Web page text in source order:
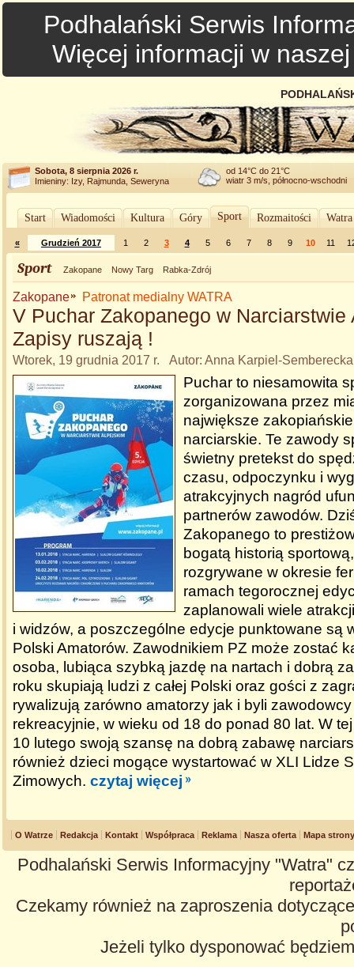
Podhalański Serwis
Więcej informacji w
Sobota, 8 sierpnia 2026 r.
Imieniny: Izy, Rajmunda, Seweryna
od 14°C do 21°C
wiatr 3 m/s, północno-wschodni
Start Wiadomości Kultura Góry Sport Rozmaitości
« Grudzień 2017 1 2 3 4 5 6 7 8 9 10 11
Sport Zakopane Nowy Targ Rabka-Zdrój
Zakopane Patronat medialny WATRA
V Puchar Zakopanego w Narciarstwie
Zapisy ruszają !
Wtorek, 19 grudnia 2017 r. Autor: Anna Karpiel-
Puchar to niesamowita
zorganizowana przez
największe
narciarskie. Te zawody
świetny pretekst do
czasu, odpoczynku i
atrakcyjnych nagród
partnerów zawodów.
Zakopanego to
bogatą historią
rozgrywane w okresie
ramach tegorocznej
zaplanowali wiele
i widzów, a poszczególne edycje punktowane są
Polski Amatorów. Zawodnikiem PZ może zostać
osoba, lubiąca szybką jazdę na nartach i dobrą
roku skupiają ludzi z całej Polski oraz gości z
rywalizują zarówno amatorzy jak i byli
rekreacyjnie, w wieku od 18 do ponad 80 lat. W
10 lutego swoją szansę na dobrą zabawę
również dzieci mogące wystartować w XLI Lidze
Zimowych. czytaj więcej
O Watrze Redakcja Kontakt Współpraca Reklama Nasza oferta Mapa strony
Podhalański Serwis Informacyjny "Watra"
Czekamy również na zaproszenia
Jeżeli tylko dysponować